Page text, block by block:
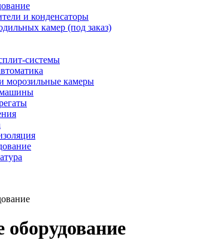
и конденсаторы
камер (под заказ)
системы
морозильные камеры